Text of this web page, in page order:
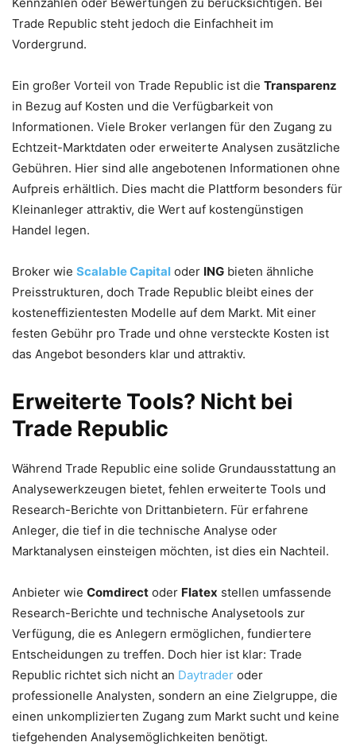
Kennzahlen oder Bewertungen zu berücksichtigen. Bei
Trade Republic steht jedoch die Einfachheit im
Vordergrund.
Ein großer Vorteil von Trade Republic ist die Transparenz
in Bezug auf Kosten und die Verfügbarkeit von
Informationen. Viele Broker verlangen für den Zugang zu
Echtzeit-Marktdaten oder erweiterte Analysen zusätzliche
Gebühren. Hier sind alle angebotenen Informationen ohne
Aufpreis erhältlich. Dies macht die Plattform besonders für
Kleinanleger attraktiv, die Wert auf kostengünstigen
Handel legen.
Broker wie Scalable Capital oder ING bieten ähnliche
Preisstrukturen, doch Trade Republic bleibt eines der
kosteneffizientesten Modelle auf dem Markt. Mit einer
festen Gebühr pro Trade und ohne versteckte Kosten ist
das Angebot besonders klar und attraktiv.
Erweiterte Tools? Nicht bei
Trade Republic
Während Trade Republic eine solide Grundausstattung an
Analysewerkzeugen bietet, fehlen erweiterte Tools und
Research-Berichte von Drittanbietern. Für erfahrene
Anleger, die tief in die technische Analyse oder
Marktanalysen einsteigen möchten, ist dies ein Nachteil.
Anbieter wie Comdirect oder Flatex stellen umfassende
Research-Berichte und technische Analysetools zur
Verfügung, die es Anlegern ermöglichen, fundiertere
Entscheidungen zu treffen. Doch hier ist klar: Trade
Republic richtet sich nicht an Daytrader oder
professionelle Analysten, sondern an eine Zielgruppe, die
einen unkomplizierten Zugang zum Markt sucht und keine
tiefgehenden Analysemöglichkeiten benötigt.